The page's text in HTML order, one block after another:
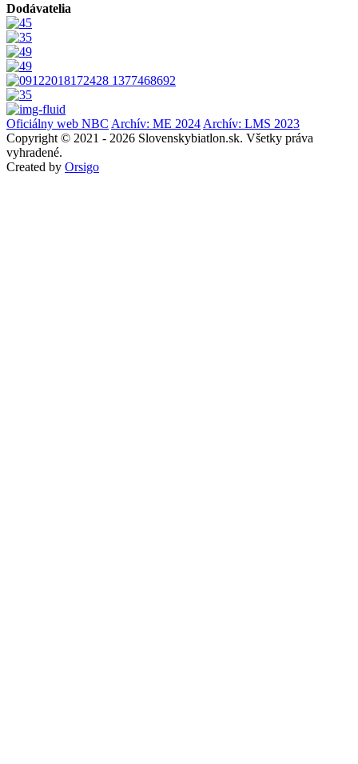
Dodávatelia
Oficiálny web NBC Archív: ME 2024 Archív: LMS 2023
Copyright © 2021 - 2026 Slovenskybiatlon.sk. Všetky práva
vyhradené.
Created by Orsigo